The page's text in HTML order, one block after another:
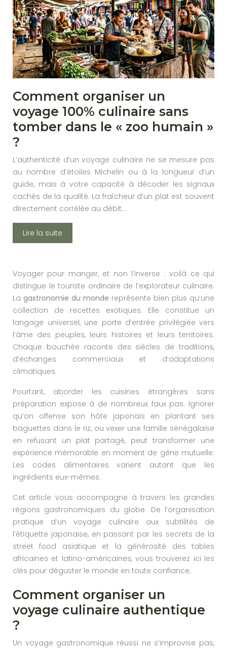
Comment organiser un
voyage 100% culinaire sans
tomber dans le « zoo humain »
?
L’authenticité d’un voyage culinaire ne se mesure pas
au nombre d’étoiles Michelin ou à la longueur d’un
guide, mais à votre capacité à décoder les signaux
cachés de la qualité. La fraîcheur d’un plat est souvent
directement corrélée au débit…
Lire la suite
Voyager pour manger, et non l’inverse : voilà ce qui
distingue le touriste ordinaire de l’explorateur culinaire.
La gastronomie du monde représente bien plus qu’une
collection de recettes exotiques. Elle constitue un
langage universel, une porte d’entrée privilégiée vers
l’âme des peuples, leurs histoires et leurs territoires.
Chaque bouchée raconte des siècles de traditions,
d’échanges commerciaux et d’adaptations
climatiques.
Pourtant, aborder les cuisines étrangères sans
préparation expose à de nombreux faux pas. Ignorer
qu’on offense son hôte japonais en plantant ses
baguettes dans le riz, ou vexer une famille sénégalaise
en refusant un plat partagé, peut transformer une
expérience mémorable en moment de gêne mutuelle.
Les codes alimentaires varient autant que les
ingrédients eux-mêmes.
Cet article vous accompagne à travers les grandes
régions gastronomiques du globe. De l’organisation
pratique d’un voyage culinaire aux subtilités de
l’étiquette japonaise, en passant par les secrets de la
street food asiatique et la générosité des tables
africaines et latino-américaines, vous trouverez ici les
clés pour déguster le monde en toute confiance.
Comment organiser un
voyage culinaire authentique
?
Un voyage gastronomique réussi ne s’improvise pas,